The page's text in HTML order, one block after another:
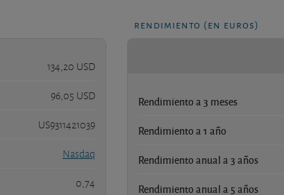
134,20 USD
96,05 USD
US9311421039
Nasdaq
0,74
rendimiento (en euros)
Rendimiento a 3 meses
Rendimiento a 1 año
Rendimiento anual a 3 años
Rendimiento anual a 5 años